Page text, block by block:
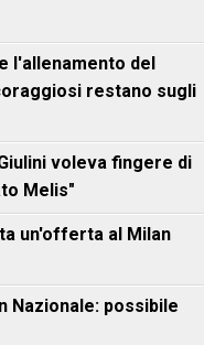
l'allenamento del
restano sugli
voleva fingere di
Melis"
un'offerta al Milan
Nazionale: possibile